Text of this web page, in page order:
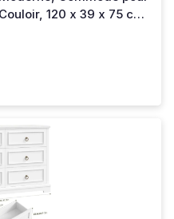
120 x 39 x 75 cm,
Tiroirs) Blanc